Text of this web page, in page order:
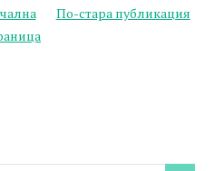
По-стара публикация